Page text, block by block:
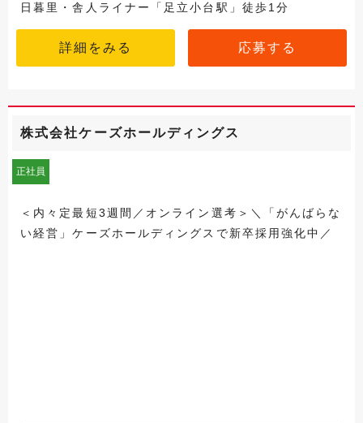
日暮里・舎人ライナー「足立小台駅」徒歩1分
詳細をみる 応募する
株式会社ケーズホールディングス
正社員
＜内々定最短3週間／オンライン選考＞＼「がんばらな
い経営」ケーズホールディングスで新卒採用強化中／